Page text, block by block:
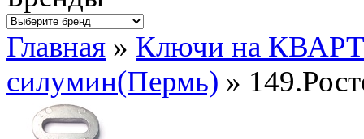
Главная » Ключи на
силумин(Пермь) »